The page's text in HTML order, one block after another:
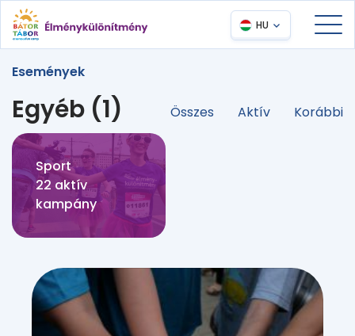
HU
Események
Egyéb (1) Összes Aktív Korábbi
Sport
22 aktív
kampány